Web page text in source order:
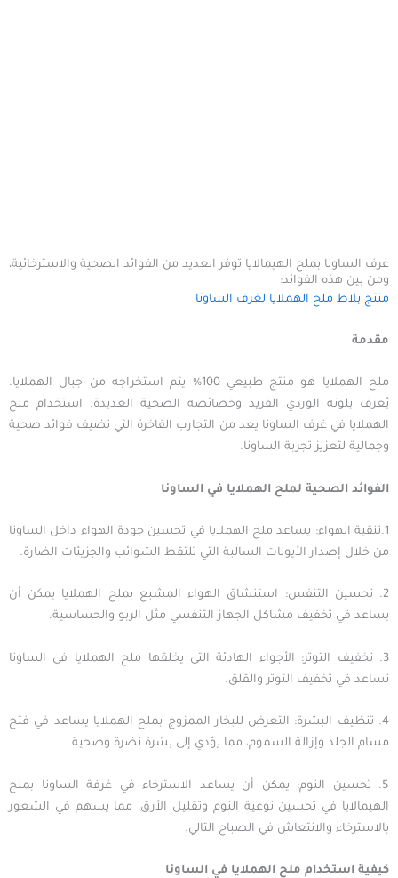
غرف الساونا بملح الهيمالايا توفر العديد من الفوائد الصحية والاسترخائية،
ومن بين هذه الفوائد:
منتج بلاط ملح الهملايا لغرف الساونا
مقدمة
ملح الهملايا هو منتج طبيعي 100% يتم استخراجه من جبال الهملايا.
يُعرف بلونه الوردي الفريد وخصائصه الصحية العديدة. استخدام ملح
الهملايا في غرف الساونا يعد من التجارب الفاخرة التي تضيف فوائد صحية
وجمالية لتعزيز تجربة الساونا.
الفوائد الصحية لملح الهملايا في الساونا
1.تنقية الهواء: يساعد ملح الهملايا في تحسين جودة الهواء داخل الساونا
من خلال إصدار الأيونات السالبة التي تلتقط الشوائب والجزيئات الضارة.
2. تحسين التنفس: استنشاق الهواء المشبع بملح الهملايا يمكن أن
يساعد في تخفيف مشاكل الجهاز التنفسي مثل الربو والحساسية.
3. تخفيف التوتر: الأجواء الهادئة التي يخلقها ملح الهملايا في الساونا
تساعد في تخفيف التوتر والقلق.
4. تنظيف البشرة: التعرض للبخار الممزوج بملح الهملايا يساعد في فتح
مسام الجلد وإزالة السموم، مما يؤدي إلى بشرة نضرة وصحية.
5. تحسين النوم: يمكن أن يساعد الاسترخاء في غرفة الساونا بملح
الهيمالايا في تحسين نوعية النوم وتقليل الأرق، مما يسهم في الشعور
بالاسترخاء والانتعاش في الصباح التالي.
كيفية استخدام ملح الهملايا في الساونا